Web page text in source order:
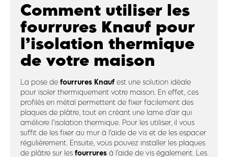
Comment utiliser les
fourrures Knauf pour
l’isolation thermique
de votre maison
La pose de fourrures Knauf est une solution idéale
pour isoler thermiquement votre maison. En effet, ces
profilés en métal permettent de fixer facilement des
plaques de plâtre, tout en créant une lame d’air qui
améliore l’isolation thermique. Pour les utiliser, il vous
suffit de les fixer au mur à l’aide de vis et de les espacer
régulièrement. Ensuite, vous pouvez installer les plaques
de plâtre sur les fourrures à l’aide de vis également. Les